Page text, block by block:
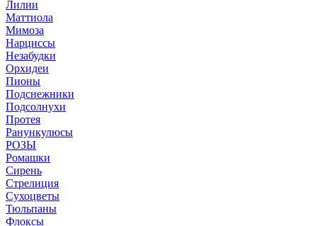
Лилии
Маттиола
Мимоза
Нарциссы
Незабудки
Орхидеи
Пионы
Подснежники
Подсолнухи
Протея
Ранункулюсы
РОЗЫ
Ромашки
Сирень
Стрелиция
Сухоцветы
Тюльпаны
Флоксы